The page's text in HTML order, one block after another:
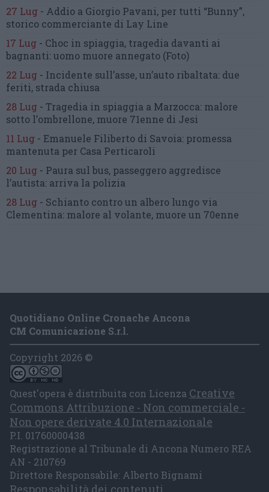
27 Lug - Addio a Giorgio Pavani, per tutti “Bunny”,
storico commerciante di Lay Line
17 Lug - Choc in spiaggia, tragedia davanti ai
bagnanti:uomo muore annegato (Foto)
22 Lug - Incidente sull’asse, un’auto ribaltata: due
feriti, strada chiusa
28 Lug - Tragedia in spiaggia a Marzocca: malore
sotto l’ombrellone, muore 71enne di Jesi
11 Lug - Emanuele Filiberto di Savoia: promessa
mantenuta per Casa Perticaroli
20 Lug - Paura sul bus, passeggero aggredisce
l’autista: arriva la polizia
28 Lug - Schianto contro un albero lungo via
Clementina: malore al volante, muore un 70enne
Quotidiano Online Cronache Ancona
CM Comunicazione S.r.l.
Copyright 2026 ©
Quest'opera è distribuita con Licenza Creative
Commons Attribuzione - Non commerciale -
Non opere derivate 4.0 Internazionale
P.I. 01760000438
Registrazione al Tribunale di Ancona Numero REA
AN - 210769
Direttore Responsabile: Alberto Bignami
Responsabilità dei contenuti